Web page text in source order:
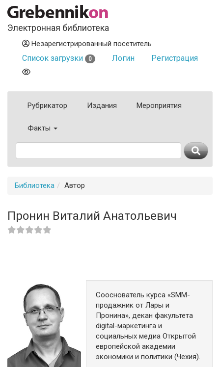
Электронная библиотека
Незарегистрированный посетитель
Список загрузки 0 Логин Регистрация
Рубрикатор Издания Мероприятия
Факты
Библиотека Автор
Пронин Виталий Анатольевич
Сооснователь курса «SMM-
продажник от Лары и
Пронина», декан факультета
digital-маркетинга и
социальных медиа Открытой
европейской академии
экономики и политики (Чехия).